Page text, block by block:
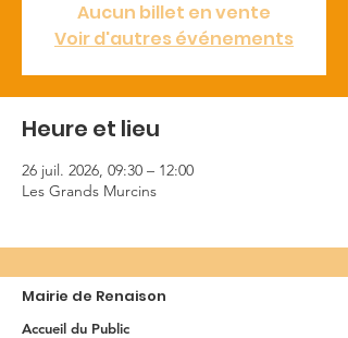
Aucun billet en vente
Voir d'autres événements
Heure et lieu
26 juil. 2026, 09:30 – 12:00
Les Grands Murcins
Mairie de Renaison
Accueil du Public